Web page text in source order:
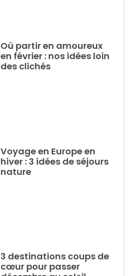
Où partir en amoureux
en février : nos idées loin
des clichés
Voyage en Europe en
hiver : 3 idées de séjours
nature
3 destinations coups de
cœur pour passer